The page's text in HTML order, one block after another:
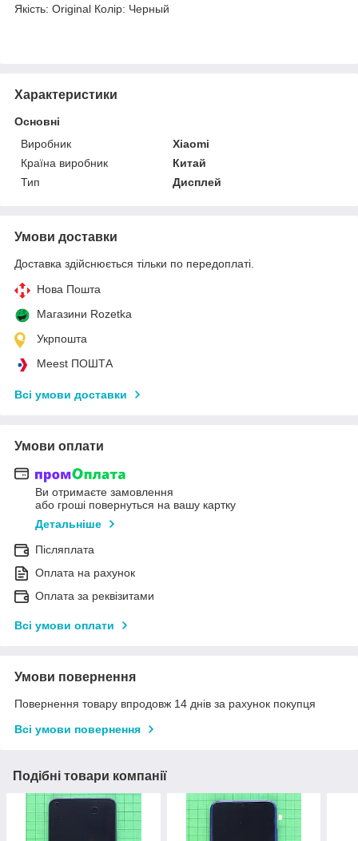
Якість: Original Колір: Черный
Характеристики
Основні
Виробник
Xiaomi
Країна виробник
Китай
Тип
Дисплей
Умови доставки
Доставка здійснюється тільки по передоплаті.
Нова Пошта
Магазини Rozetka
Укрпошта
Meest ПОШТА
Всі умови доставки
Умови оплати
Ви отримаєте замовлення
або гроші повернуться на вашу картку
Детальніше
Післяплата
Оплата на рахунок
Оплата за реквізитами
Всі умови оплати
Умови повернення
Повернення товару впродовж 14 днів за рахунок покупця
Всі умови повернення
Подібні товари компанії